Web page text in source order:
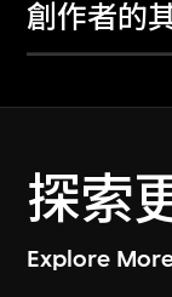
創作者的
探索
Explore